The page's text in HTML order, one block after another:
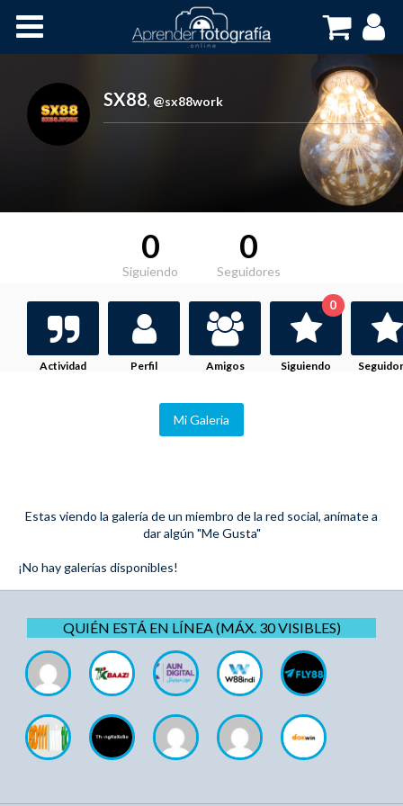
Cursos OnLine
SX88, @sx88work
0
Siguiendo
0
Seguidores
Actividad Perfil Amigos Siguiendo
0
Mi Galeria
Estas viendo la galería de un miembro de la red social, anímate a
dar algún "Me Gusta"
¡No hay galerías disponibles!
QUIÉN ESTÁ EN LÍNEA (MÁX. 30 VISIBLES)